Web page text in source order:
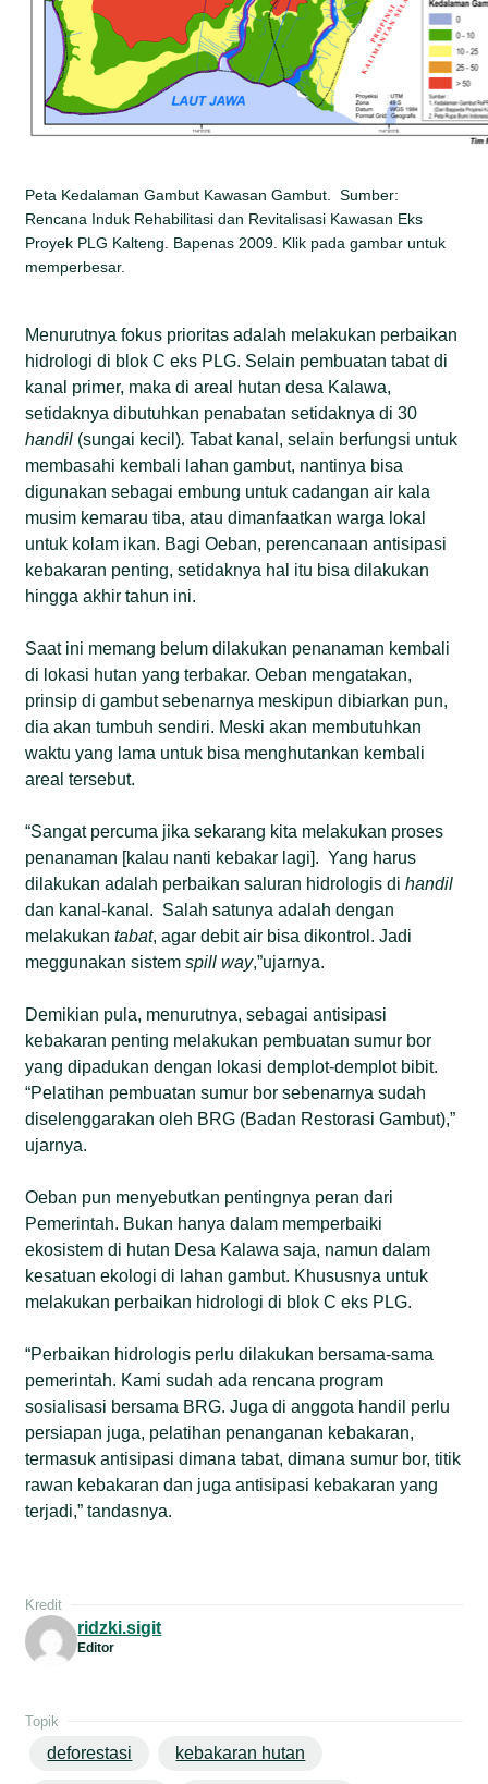
Peta Kedalaman Gambut Kawasan Gambut. Sumber:
Rencana Induk Rehabilitasi dan Revitalisasi Kawasan Eks
Proyek PLG Kalteng. Bapenas 2009. Klik pada gambar untuk
memperbesar.
Menurutnya fokus prioritas adalah melakukan perbaikan
hidrologi di blok C eks PLG. Selain pembuatan tabat di
kanal primer, maka di areal hutan desa Kalawa,
setidaknya dibutuhkan penabatan setidaknya di 30
handil (sungai kecil). Tabat kanal, selain berfungsi untuk
membasahi kembali lahan gambut, nantinya bisa
digunakan sebagai embung untuk cadangan air kala
musim kemarau tiba, atau dimanfaatkan warga lokal
untuk kolam ikan. Bagi Oeban, perencanaan antisipasi
kebakaran penting, setidaknya hal itu bisa dilakukan
hingga akhir tahun ini.
Saat ini memang belum dilakukan penanaman kembali
di lokasi hutan yang terbakar. Oeban mengatakan,
prinsip di gambut sebenarnya meskipun dibiarkan pun,
dia akan tumbuh sendiri. Meski akan membutuhkan
waktu yang lama untuk bisa menghutankan kembali
areal tersebut.
“Sangat percuma jika sekarang kita melakukan proses
penanaman [kalau nanti kebakar lagi]. Yang harus
dilakukan adalah perbaikan saluran hidrologis dihandil
dan kanal-kanal. Salah satunya adalah dengan
melakukantabat, agar debit air bisa dikontrol. Jadi
meggunakan sistemspill way,”ujarnya.
Demikian pula, menurutnya, sebagai antisipasi
kebakaran penting melakukan pembuatan sumur bor
yang dipadukan dengan lokasi demplot-demplot bibit.
“Pelatihan pembuatan sumur bor sebenarnya sudah
diselenggarakan oleh BRG (Badan Restorasi Gambut),”
ujarnya.
Oeban pun menyebutkan pentingnya peran dari
Pemerintah. Bukan hanya dalam memperbaiki
ekosistem di hutan Desa Kalawa saja, namun dalam
kesatuan ekologi di lahan gambut. Khususnya untuk
melakukan perbaikan hidrologi di blok C eks PLG.
“Perbaikan hidrologis perlu dilakukan bersama-sama
pemerintah. Kami sudah ada rencana program
sosialisasi bersama BRG. Juga di anggota handil perlu
persiapan juga, pelatihan penanganan kebakaran,
termasuk antisipasi dimana tabat, dimana sumur bor, titik
rawan kebakaran dan juga antisipasi kebakaran yang
terjadi,” tandasnya.
Kredit
ridzki.sigit
Editor
Topik
deforestasi kebakaran hutan